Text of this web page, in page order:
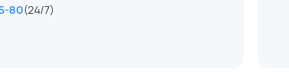
80(24/7)